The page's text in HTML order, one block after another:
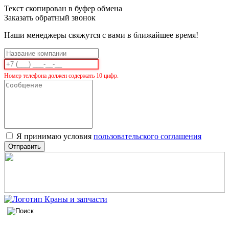
Текст скопирован в буфер обмена
Заказать обратный звонок
Наши менеджеры свяжутся с вами в ближайшее время!
Номер телефона должен содержать 10 цифр.
Я принимаю условия пользовательского соглашения
Отправить